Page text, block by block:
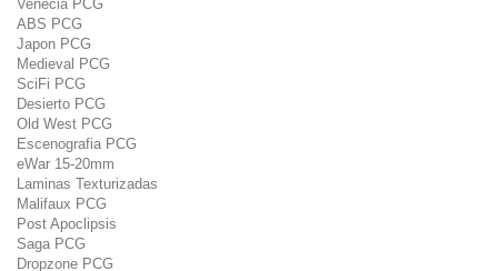
Venecia PCG
ABS PCG
Japon PCG
Medieval PCG
SciFi PCG
Desierto PCG
Old West PCG
Escenografia PCG
eWar 15-20mm
Laminas Texturizadas
Malifaux PCG
Post Apoclipsis
Saga PCG
Dropzone PCG